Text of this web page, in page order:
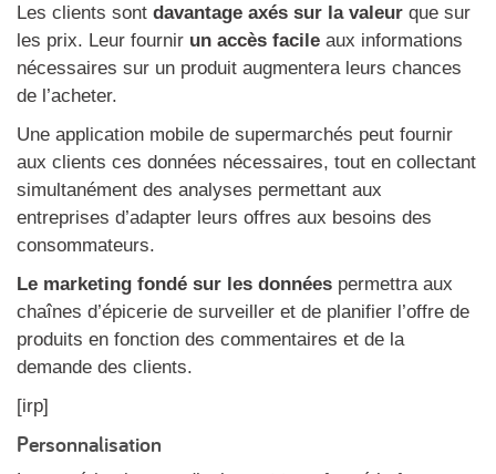
Les clients sont davantage axés sur la valeur que sur
les prix. Leur fournir un accès facile aux informations
nécessaires sur un produit augmentera leurs chances
de l’acheter.
Une application mobile de supermarchés peut fournir
aux clients ces données nécessaires, tout en collectant
simultanément des analyses permettant aux
entreprises d’adapter leurs offres aux besoins des
consommateurs.
Le marketing fondé sur les données permettra aux
chaînes d’épicerie de surveiller et de planifier l’offre de
produits en fonction des commentaires et de la
demande des clients.
[irp]
Personnalisation